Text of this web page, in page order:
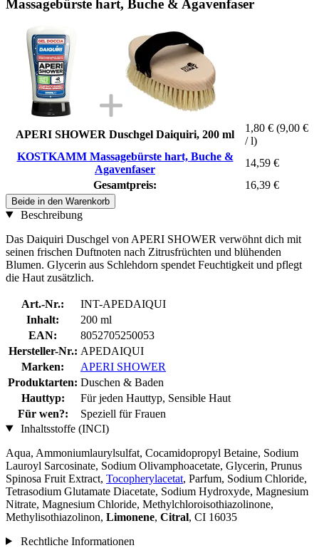
Massagebürste hart, Buche & Agavenfaser
APERI SHOWER Duschgel Daiquiri, 200 ml
1,80 € (9,00 €
/ l)
KOSTKAMM Massagebürste hart, Buche &
Agavenfaser
14,59 €
Gesamtpreis:
16,39 €
Beide in den Warenkorb
Beschreibung
Das Daiquiri Duschgel von APERI SHOWER verwöhnt dich mit
seinen frischen Duftnoten nach Zitrusfrüchten und blühenden
Blumen. Glycerin aus Schlehdorn spendet Feuchtigkeit und pflegt
die Haut zusätzlich.
Art.-Nr.:
INT-APEDAIQUI
Inhalt:
200 ml
EAN:
8052705250053
Hersteller-Nr.: APEDAIQUI
Marken:
APERI SHOWER
Produktarten: Duschen & Baden
Hauttyp:
Für jeden Hauttyp, Sensible Haut
Für wen?:
Speziell für Frauen
Inhaltsstoffe (INCI)
Aqua, Ammoniumlaurylsulfat, Cocamidopropyl Betaine, Sodium
Lauroyl Sarcosinate, Sodium Olivamphoacetate, Glycerin, Prunus
Spinosa Fruit Extract, Tocopherylacetat, Parfum, Sodium Chloride,
Tetrasodium Glutamate Diacetate, Sodium Hydroxyde, Magnesium
Nitrate, Magnesium Chloride, Methylchloroisothiazolinone,
Methylisothiazolinon, Limonene, Citral, CI 16035
Rechtliche Informationen